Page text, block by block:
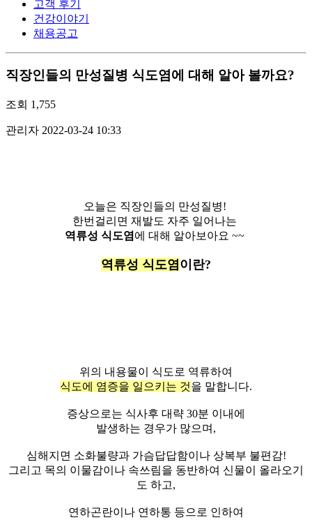
고객 후기
건강이야기
채용공고
직장인들의 만성질병 식도염에 대해 알아 볼까요?
조회 1,755
관리자 2022-03-24 10:33
오늘은 직장인들의 만성질병!
한번걸리면 재발도 자주 일어나는
역류성 식도염에 대해 알아보아요 ~~
역류성 식도염이란?
위의 내용물이 식도로 역류하여
식도에 염증을 일으키는 것을 말합니다.
증상으로는 식사후 대략 30분 이내에
발생하는 경우가 많으며,
심해지면 소화불량과 가슴답답함이나 상복부 불편감!
그리고 목의 이물감이나 속쓰림을 동반하여 신물이 올라오기
도 하고,
연하곤란이나 연하통 등으로 인하여